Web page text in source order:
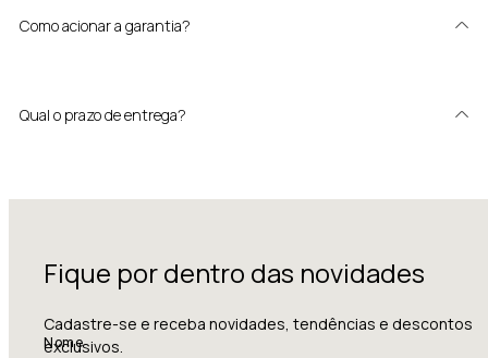
Como acionar a garantia?
Qual o prazo de entrega?
Fique por dentro das novidades
Cadastre-se e receba novidades, tendências e descontos
exclusivos.
Nome